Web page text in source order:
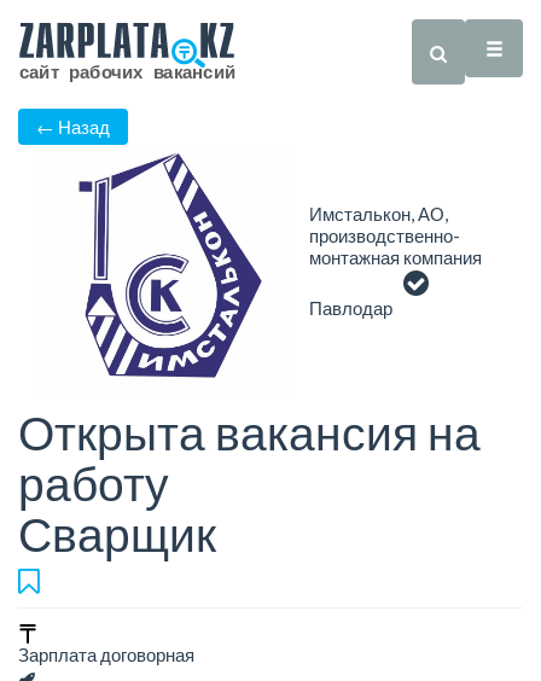
← Назад
Имсталькон, АО,
производственно-
монтажная компания
Павлодар
Открыта вакансия на
работу
Сварщик
Зарплата договорная